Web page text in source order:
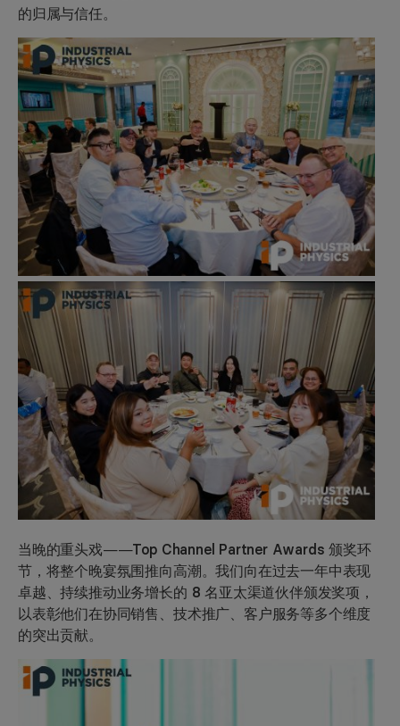
的归属与信任。
当晚的重头戏——Top Channel Partner Awards 颁奖环
节，将整个晚宴氛围推向高潮。我们向在过去一年中表现
卓越、持续推动业务增长的 8 名亚太渠道伙伴颁发奖项，
以表彰他们在协同销售、技术推广、客户服务等多个维度
的突出贡献。